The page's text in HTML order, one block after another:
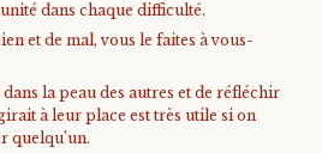
dans chaque difficulté.
et de mal, vous le faites à vous-
la peau des autres et de réfléchir
à leur place est très utile si on
quelqu’un.